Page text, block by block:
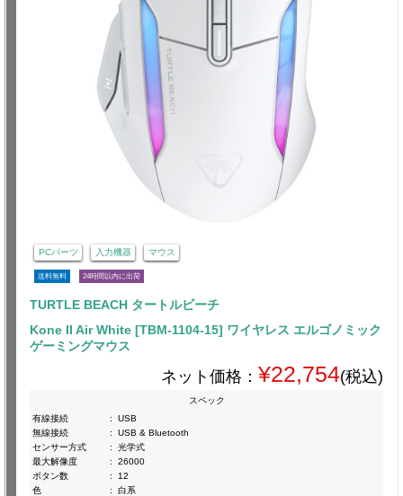
PCパーツ 入力機器 マウス
送料無料 24時間以内に出荷
TURTLE BEACH タートルビーチ
Kone II Air White [TBM-1104-15] ワイヤレス エルゴノミック
ゲーミングマウス
ネット価格： ¥22,754(税込)
スペック
有線接続
:
USB
無線接続
:
USB & Bluetooth
センサー方式
:
光学式
最大解像度
:
26000
ボタン数
:
12
色
:
白系